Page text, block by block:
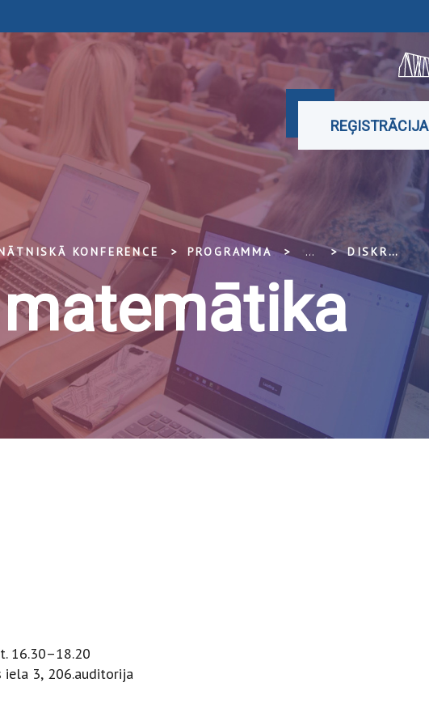
REĢISTRĀCIJA
KONFERENCE PROGRAMMA ... DISKRĒTĀ MATEMĀTIKA
16.30–18.20
iela 3, 206.auditorija